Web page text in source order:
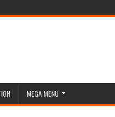
MEGA MENU